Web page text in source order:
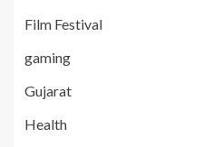
Film Festival
gaming
Gujarat
Health